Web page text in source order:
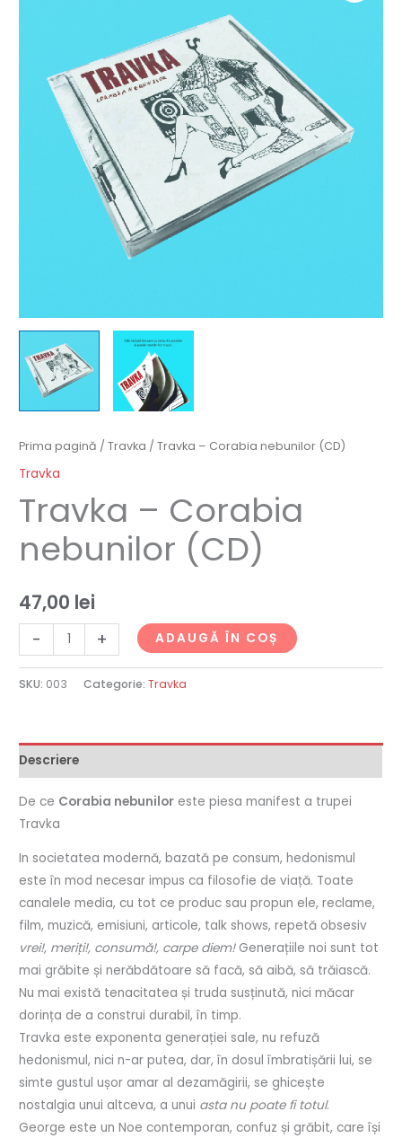
Prima pagină /Travka / Travka – Corabia nebunilor (CD)
Travka
Travka – Corabia
nebunilor (CD)
47,00 lei
-
(CD)
+ ADAUGĂ ÎN COȘ
SKU: 003 Categorie:Travka
Descriere
De ce Corabia nebunilor este piesa manifest a trupei
Travka
In societatea modernă, bazată pe consum, hedonismul
este în mod necesar impus ca filosofie de viață. Toate
canalele media, cu tot ce produc sau propun ele, reclame,
film, muzică, emisiuni, articole, talk shows, repetă obsesiv
vrei!, meriți!, consumă!, carpe diem!Generațiile noi sunt tot
mai grăbite și nerăbdătoare să facă, să aibă, să trăiască.
Nu mai există tenacitatea și truda susținută, nici măcar
dorința de a construi durabil, în timp.
Travka este exponenta generației sale, nu refuză
hedonismul, nici n-ar putea, dar, în dosul îmbratișării lui, se
simte gustul ușor amar al dezamăgirii, se ghicește
nostalgia unui altceva, a unui asta nu poate fi totul.
George este un Noe contemporan, confuz și grăbit, care își